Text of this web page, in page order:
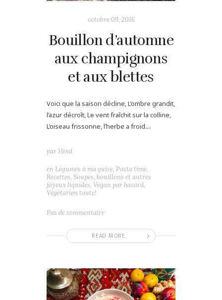
octobre 09, 2016
Bouillon d’automne
aux champignons
et aux blettes
Voici que la saison décline, L’ombre grandit,
l’azur décroît, Le vent fraîchit sur la colline,
L’oiseau frissonne, l’herbe a froid....
READ MORE
par Hind
en Légumes à ma guise, Pasta time,
Recettes, Soupes, bouillons et autres
joyeux liquides, Vegan par hasard,
Végétarien toute!
Pas de commentaire